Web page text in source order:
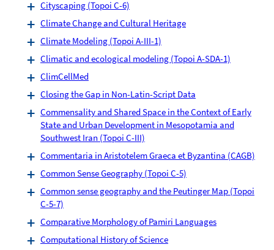
Cityscaping (Topoi C-6)
Climate Change and Cultural Heritage
Climate Modeling (Topoi A-III-1)
Climatic and ecological modeling (Topoi A-SDA-1)
ClimCellMed
Closing the Gap in Non-Latin-Script Data
Commensality and Shared Space in the Context of Early
State and Urban Development in Mesopotamia and
Southwest Iran (Topoi C-III)
Commentaria in Aristotelem Graeca et Byzantina (CAGB)
Common Sense Geography (Topoi C-5)
Common sense geography and the Peutinger Map (Topoi
C-5-7)
Comparative Morphology of Pamiri Languages
Computational History of Science